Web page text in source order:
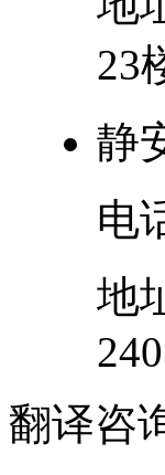
23
静
电
地
翻译咨